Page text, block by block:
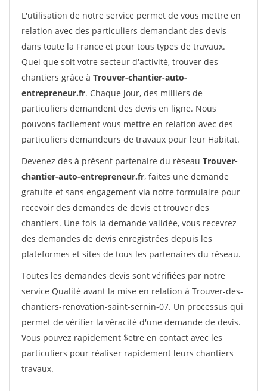
L'utilisation de notre service permet de vous mettre en
relation avec des particuliers demandant des devis
dans toute la France et pour tous types de travaux.
Quel que soit votre secteur d'activité, trouver des
chantiers grâce à Trouver-chantier-auto-
entrepreneur.fr. Chaque jour, des milliers de
particuliers demandent des devis en ligne. Nous
pouvons facilement vous mettre en relation avec des
particuliers demandeurs de travaux pour leur Habitat.
Devenez dès à présent partenaire du réseau Trouver-
chantier-auto-entrepreneur.fr, faites une demande
gratuite et sans engagement via notre formulaire pour
recevoir des demandes de devis et trouver des
chantiers. Une fois la demande validée, vous recevrez
des demandes de devis enregistrées depuis les
plateformes et sites de tous les partenaires du réseau.
Toutes les demandes devis sont vérifiées par notre
service Qualité avant la mise en relation à Trouver-des-
chantiers-renovation-saint-sernin-07. Un processus qui
permet de vérifier la véracité d'une demande de devis.
Vous pouvez rapidement $etre en contact avec les
particuliers pour réaliser rapidement leurs chantiers
travaux.